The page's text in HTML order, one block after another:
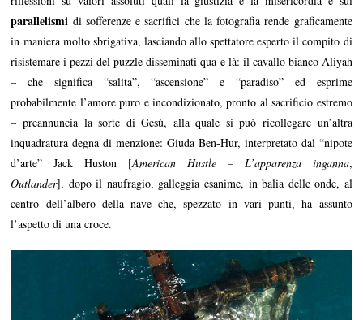
parallelismi di sofferenze e sacrifici che la fotografia rende graficamente
in maniera molto sbrigativa, lasciando allo spettatore esperto il compito di
risistemare i pezzi del puzzle disseminati qua e là: il cavallo bianco Aliyah
– che significa “salita”, “ascensione” e “paradiso” ed esprime
probabilmente l’amore puro e incondizionato, pronto al sacrificio estremo
– preannuncia la sorte di Gesù, alla quale si può ricollegare un’altra
inquadratura degna di menzione: Giuda Ben-Hur, interpretato dal “nipote
d’arte” Jack Huston [American Hustle – L’apparenza inganna,
Outlander], dopo il naufragio, galleggia esanime, in balia delle onde, al
centro dell’albero della nave che, spezzato in vari punti, ha assunto
l’aspetto di una croce.